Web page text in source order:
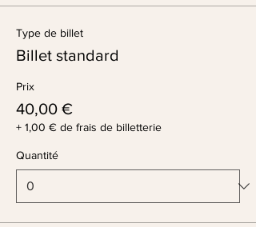
Type de billet
Billet standard
Prix
40,00 €
+ 1,00 € de frais de billetterie
Quantité